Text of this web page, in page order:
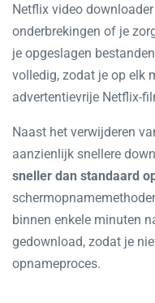
Netflix video
onderbrekingen of je
je opgeslagen
volledig, zodat je op elk
advertentievrije Netflix-
Naast het verwijderen
aanzienlijk snellere
sneller dan standaard
binnen enkele minuten
gedownload, zodat je
opnameproces.